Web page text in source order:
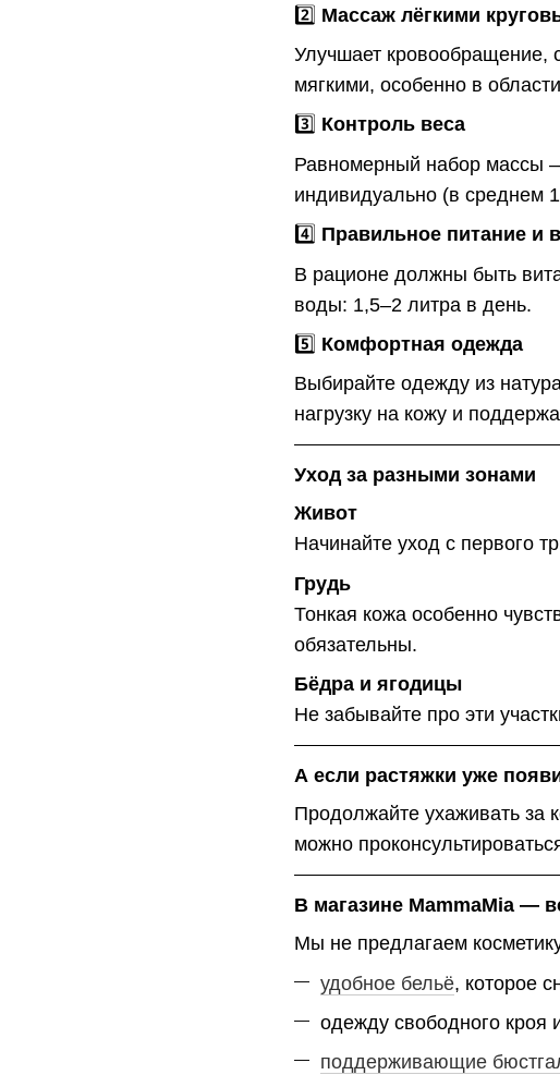
2️⃣ Массаж лёгкими
Улучшает кровообращение,
мягкими, особенно в
3️⃣ Контроль веса
Равномерный набор массы
индивидуально (в среднем
4️⃣ Правильное питание и
В рационе должны быть
воды: 1,5–2 литра в день.
5️⃣ Комфортная одежда
Выбирайте одежду из
нагрузку на кожу и
Уход за разными зонами
Живот
Начинайте уход с первого
Грудь
Тонкая кожа особенно
обязательны.
Бёдра и ягодицы
Не забывайте про эти
А если растяжки уже
Продолжайте ухаживать за
можно
В магазине MammaMia —
Мы не предлагаем
удобное бельё, которое
одежду свободного кроя
поддерживающие